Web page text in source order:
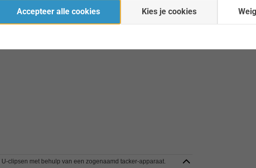
clipsen met behulp van een zogenaamd tacker-apparaat.
Accepteer alle cookies Kies je cookies